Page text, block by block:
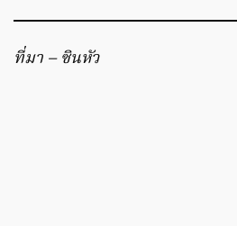
ที่มา – ซินหัว